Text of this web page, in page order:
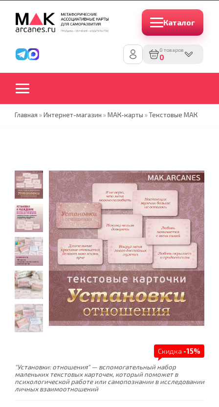
Каталог
0 товаров
0
Главная »Интернет-магазин »МАК-карты »Текстовые МАК
Скидка -15%
"Установки: отношения" — вспомогательный набор
маленьких текстовых карточек, который поможет в
психологической работе или самопознании в исследовании
личных взаимоотношений